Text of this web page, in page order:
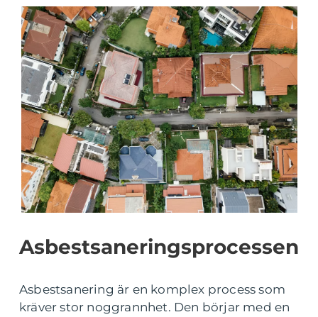
Asbestsaneringsprocessen
Asbestsanering är en komplex process som
kräver stor noggrannhet. Den börjar med en